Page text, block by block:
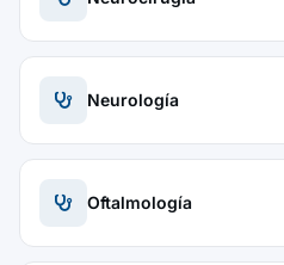
Neurología
Oftalmología